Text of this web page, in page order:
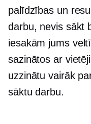
palīdzības un
darbu, nevis sākt
iesakām jums
sazinātos ar
uzzinātu vairāk
sāktu darbu.